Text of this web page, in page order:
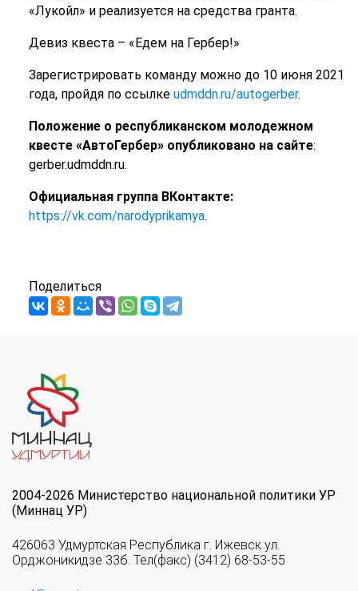
«Лукойл» и реализуется на средства гранта.
Девиз квеста – «Едем на Гербер!»
Зарегистрировать команду можно до 10 июня 2021
года, пройдя по ссылке udmddn.ru/autogerber.
Положение о республиканском молодежном
квесте «АвтоГербер» опубликовано на сайте:
gerber.udmddn.ru.
Официальная группа ВКонтакте:
https://vk.com/narodyprikamya.
Поделиться
2004-2026 Министерство национальной политики УР
(Миннац УР)
426063 Удмуртская Республика г. Ижевск ул.
Орджоникидзе 33б. Тел(факс) (3412) 68-53-55